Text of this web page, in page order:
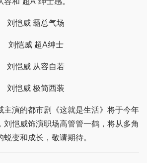
刘恺威 霸总气场
刘恺威 超A绅士
刘恺威 从容自若
刘恺威 极简西装
演的都市剧《这就是生活》将于今年
刘恺威饰演职场高管管一鹤，将从多角
变和成长，敬请期待。